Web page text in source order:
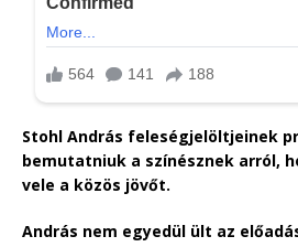
Stohl András feleségjelöltjeinek
bemutatniuk a színésznek arról,
vele a közös jövőt.
András nem egyedül ült az